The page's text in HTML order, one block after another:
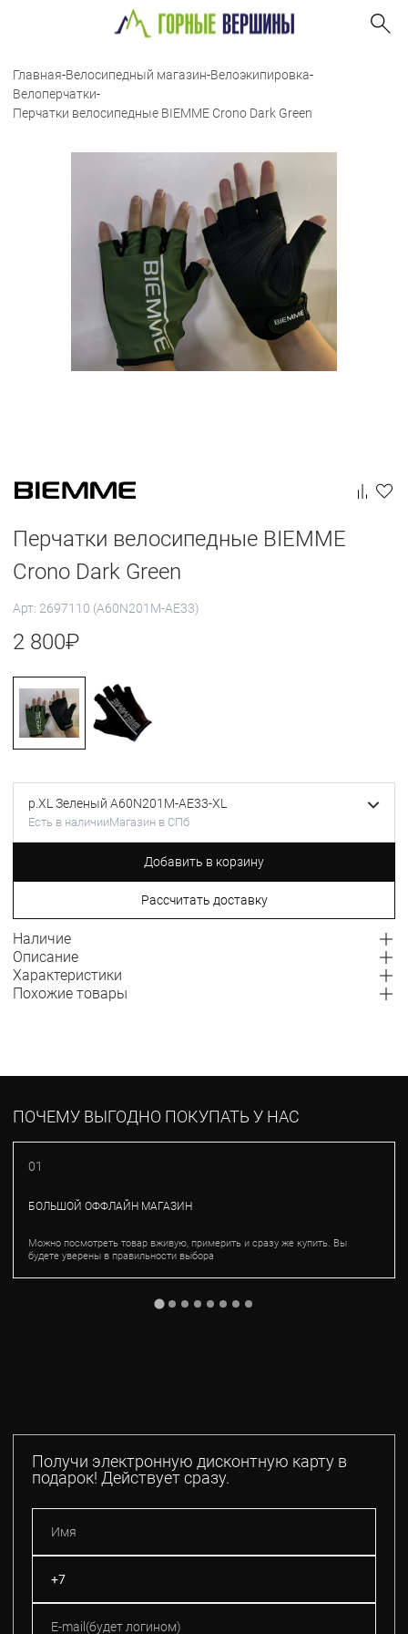
Главная-Велосипедный магазин-Велоэкипировка-
Велоперчатки-
Перчатки велосипедные BIEMME Crono Dark Green
Перчатки велосипедные BIEMME
Crono Dark Green
Арт: 2697110 (A60N201M-AE33)
2 800₽
р.XL Зеленый A60N201M-AE33-XL
Есть в наличииМагазин в СПб
Добавить в корзину
Рассчитать доставку
Наличие
Описание
Характеристики
Похожие товары
ПОЧЕМУ ВЫГОДНО ПОКУПАТЬ У НАС
01
БОЛЬШОЙ ОФФЛАЙН МАГАЗИН
Можно посмотреть товар вживую, примерить и сразу же купить. Вы
будете уверены в правильности выбора
Получи электронную дисконтную карту в
подарок! Действует сразу.